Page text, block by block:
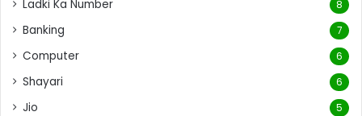
Ladki Ka Number 8
Banking 7
Computer 6
Shayari 6
Jio 5